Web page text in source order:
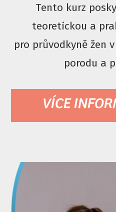
Tento kurz
teoretickou a
pro průvodkyně žen
porodu a
VÍCE